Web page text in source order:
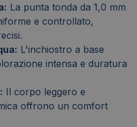
La punta tonda da 1,0 mm
e controllato,
L'inchiostro a base
intensa e duratura
Il corpo leggero e
offrono un comfort